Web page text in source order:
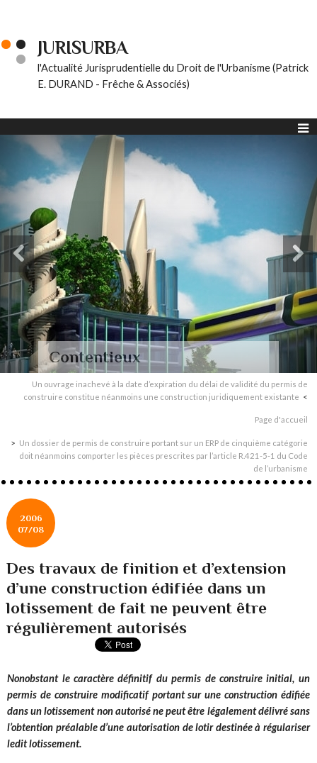
JURISURBA
l'Actualité Jurisprudentielle du Droit de l'Urbanisme (Patrick
E. DURAND - Frêche & Associés)
Contentieux
Un ouvrage inachevé à la date d’expiration du délai de validité du permis de
construire constitue néanmoins une construction juridiquement existante
Page d'accueil
Un dossier de permis de construire portant sur un ERP de cinquième catégorie
doit néanmoins comporter les pièces prescrites par l’article R.421-5-1 du Code
de l’urbanisme
2006
07/08
Des travaux de finition et d’extension
d’une construction édifiée dans un
lotissement de fait ne peuvent être
régulièrement autorisés
Nonobstant le caractère définitif du permis de construire initial, un
permis de construire modificatif portant sur une construction édifiée
dans un lotissement non autorisé ne peut être légalement délivré sans
l’obtention préalable d’une autorisation de lotir destinée à régulariser
ledit lotissement.